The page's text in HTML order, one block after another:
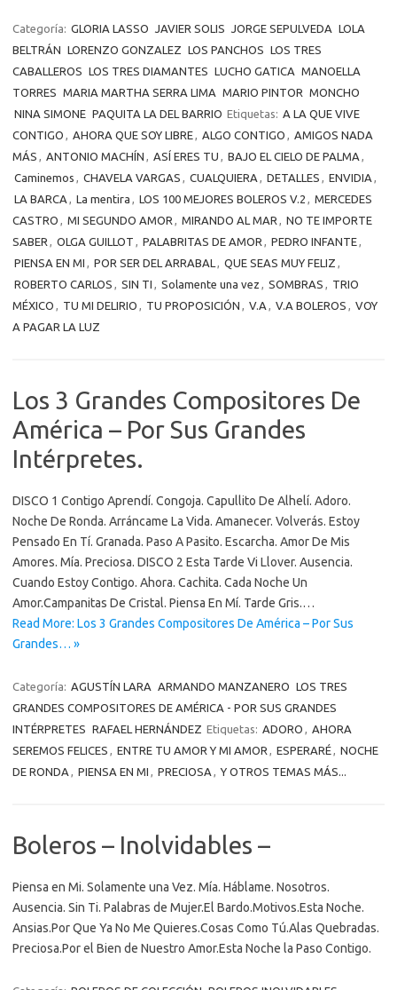
Categoría: GLORIA LASSO JAVIER SOLIS JORGE SEPULVEDA LOLA
BELTRÁN LORENZO GONZALEZ LOS PANCHOS LOS TRES
CABALLEROS LOS TRES DIAMANTES LUCHO GATICA MANOELLA
TORRES MARIA MARTHA SERRA LIMA MARIO PINTOR MONCHO
NINA SIMONE PAQUITA LA DEL BARRIO Etiquetas: A LA QUE VIVE
CONTIGO , AHORA QUE SOY LIBRE, ALGO CONTIGO , AMIGOS NADA
MÁS , ANTONIO MACHÍN , ASÍ ERES TU , BAJO EL CIELO DE PALMA ,
Caminemos , CHAVELA VARGAS , CUALQUIERA , DETALLES , ENVIDIA ,
LA BARCA , La mentira , LOS 100 MEJORES BOLEROS V.2 , MERCEDES
CASTRO , MI SEGUNDO AMOR , MIRANDO AL MAR , NO TE IMPORTE
SABER , OLGA GUILLOT , PALABRITAS DE AMOR , PEDRO INFANTE,
PIENSA EN MI , POR SER DEL ARRABAL , QUE SEAS MUY FELIZ ,
ROBERTO CARLOS , SIN TI , Solamente una vez , SOMBRAS , TRIO
MÉXICO , TU MI DELIRIO , TU PROPOSICIÓN , V.A , V.A BOLEROS , VOY
A PAGAR LA LUZ
Los 3 Grandes Compositores De
América – Por Sus Grandes
Intérpretes.
DISCO 1 Contigo Aprendí. Congoja. Capullito De Alhelí. Adoro.
Noche De Ronda. Arráncame La Vida. Amanecer. Volverás. Estoy
Pensado En Tí. Granada. Paso A Pasito. Escarcha. Amor De Mis
Amores. Mía. Preciosa. DISCO 2 Esta Tarde Vi Llover. Ausencia.
Cuando Estoy Contigo. Ahora. Cachita. Cada Noche Un
Amor.Campanitas De Cristal. Piensa En Mí. Tarde Gris.…
Read More: Los 3 Grandes Compositores De América – Por Sus
Grandes… »
Categoría: AGUSTÍN LARA ARMANDO MANZANERO LOS TRES
GRANDES COMPOSITORES DE AMÉRICA - POR SUS GRANDES
INTÉRPRETES RAFAEL HERNÁNDEZ Etiquetas: ADORO , AHORA
SEREMOS FELICES , ENTRE TU AMOR Y MI AMOR , ESPERARÉ, NOCHE
DE RONDA , PIENSA EN MI , PRECIOSA , Y OTROS TEMAS MÁS...
Boleros – Inolvidables –
Piensa en Mi. Solamente una Vez. Mía. Háblame. Nosotros.
Ausencia. Sin Ti. Palabras de Mujer.El Bardo.Motivos.Esta Noche.
Ansias.Por Que Ya No Me Quieres.Cosas Como Tú.Alas Quebradas.
Preciosa.Por el Bien de Nuestro Amor.Esta Noche la Paso Contigo.